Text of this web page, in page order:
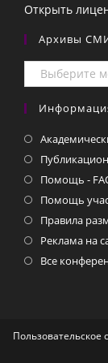
Открыть
Архивы
Архивы
СМИ
Помощь -
Помощь
Правила
Реклама на
Все
Пользовательское